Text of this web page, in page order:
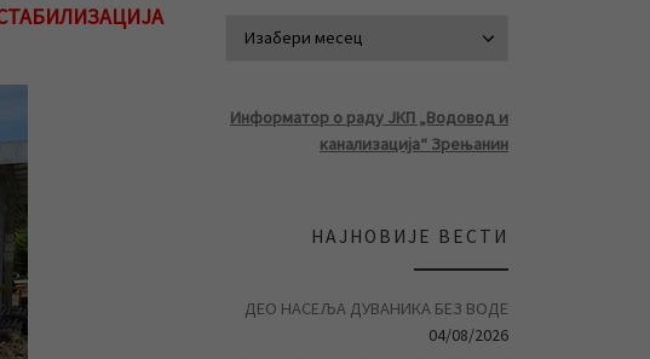
Информатор о раду ЈКП „Водовод и
канализација“ Зрењанин
НАЈНОВИЈЕ ВЕСТИ
ДЕО НАСЕЉА ДУВАНИКА БЕЗ ВОДЕ
04/08/2026